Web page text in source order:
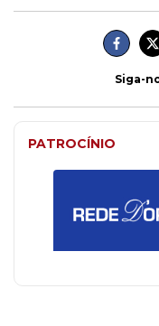
Siga-
PATROCÍNIO